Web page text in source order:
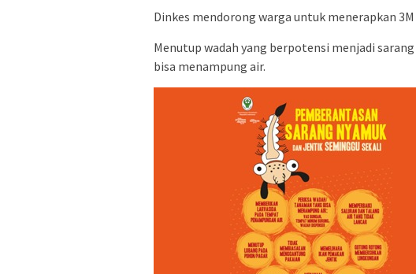
Dinkes mendorong warga untuk menerapkan
Menutup wadah yang berpotensi menjadi
bisa menampung air.